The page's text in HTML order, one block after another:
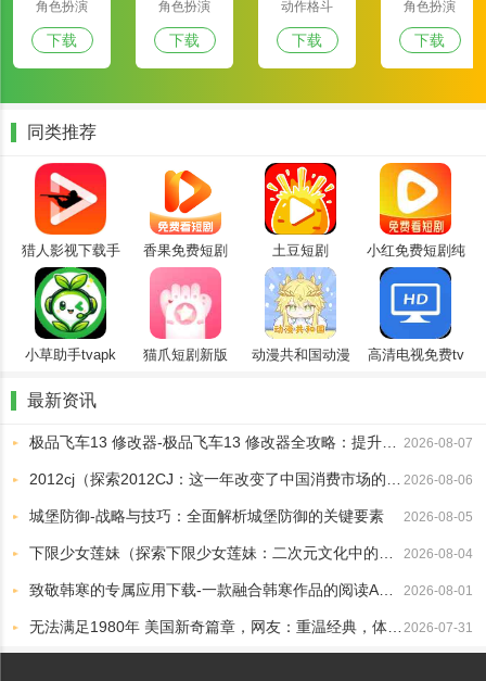
3、分类浏览：按类型、作者、受欢迎程度等对书籍进行分类，使用
户易于快速找到感兴趣的书籍。
4、社区互动：内置图书朋友社区，用户可以在这里分享阅读体验，
富贵阅读软件优点
1、个性化阅读体验：提供丰富的定制选项，满足不同用户的阅读习
惯。
2、智能图书资源整合：整合多个图书资源，确保用户可以轻松访问
各种图书资源。
3、高效的同步功能：支持多设备同步，确保用户随时随地继续阅
读。
4、持续更新和优化：软件团队不断优化功能和用户体验，确保软件
1、先找到你感兴趣的书，然后点击它。
角色扮演
下载
角色扮演
下载
动作格斗
下载
角色扮演
下载
同类推荐
猎人影视下载手
机版
香果免费短剧 土豆短剧
小红免费短剧纯
净版
小草助手tvapk 猫爪短剧新版
动漫共和国动漫
高清电视免费tv
最新资讯
2026-08-07
2026-08-06
城堡防御-战略与技巧：全面解析城堡防御的关键要素 2026-08-05
2026-08-04
2026-08-01
2026-07-31